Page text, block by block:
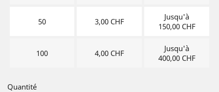
50 3,00 CHF
Jusqu'à
150,00 CHF
100 4,00 CHF
Jusqu'à
400,00 CHF
Quantité